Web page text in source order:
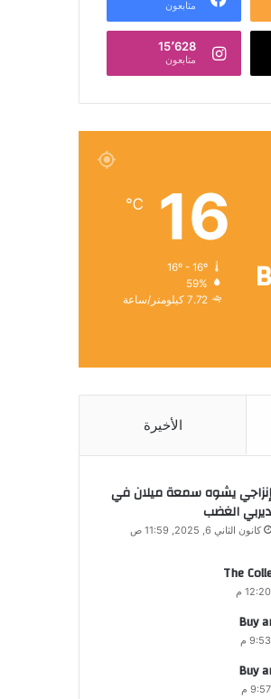
متابعون
15٬628
متابعون
16
℃
16º - 16º
59%
7.72 كيلومتر/ساعة
الأخيرة
إنزاجي يشوه سمعة ميلان في
ديربي الغضب
كانون الثاني 6, 2025, 11:59 ص
The
Buy
Buy